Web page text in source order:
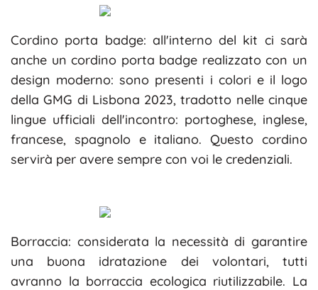
Cordino porta badge: all'interno del kit ci sarà
anche un cordino porta badge realizzato con un
design moderno: sono presenti i colori e il logo
della GMG di Lisbona 2023, tradotto nelle cinque
lingue ufficiali dell'incontro: portoghese, inglese,
francese, spagnolo e italiano. Questo cordino
servirà per avere sempre con voi le credenziali.
Borraccia: considerata la necessità di garantire
una buona idratazione dei volontari, tutti
avranno la borraccia ecologica riutilizzabile. La